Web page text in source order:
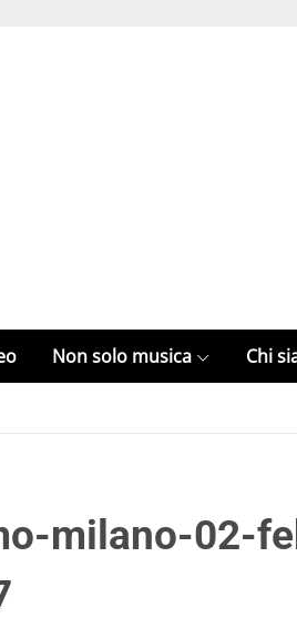
Non solo musica Chi
milano-02-